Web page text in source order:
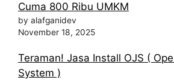
Cuma 800 Ribu UMKM
by alafganidev
November 18, 2025
Teraman! Jasa Install OJS (
System )